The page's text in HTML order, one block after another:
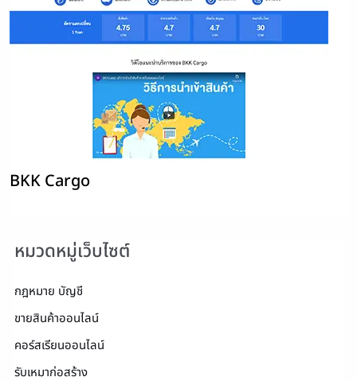
BKK Cargo
หมวดหมู่เว็บไซต์
กฎหมาย บัญชี
ขายสินค้าออนไลน์
คอร์สเรียนออนไลน์
รับเหมาก่อสร้าง